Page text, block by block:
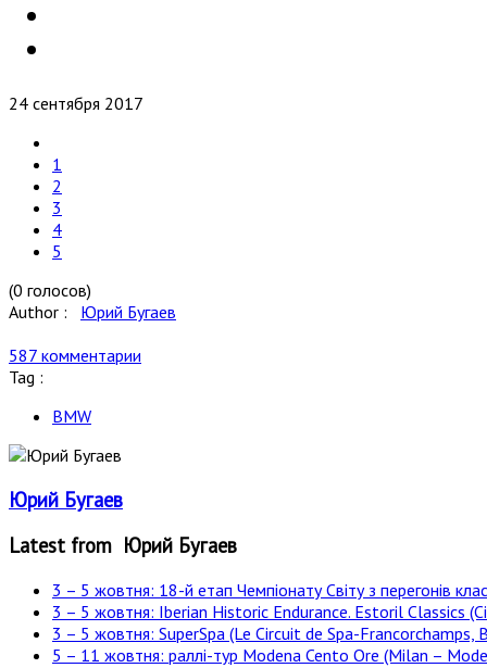
24 сентября 2017
1
2
3
4
5
(0 голосов)
Author : Юрий Бугаев
587 комментарии
Tag :
BMW
Юрий Бугаев
Latest from Юрий Бугаев
3 – 5 жовтня: 18-й етап Чемпіонату Світу з перегонів
3 – 5 жовтня: Iberian Historic Endurance. Estoril Classics
3 – 5 жовтня: SuperSpa (Le Circuit de Spa-Francorchamps,
5 – 11 жовтня: раллі-тур Modena Cento Ore (Milan –